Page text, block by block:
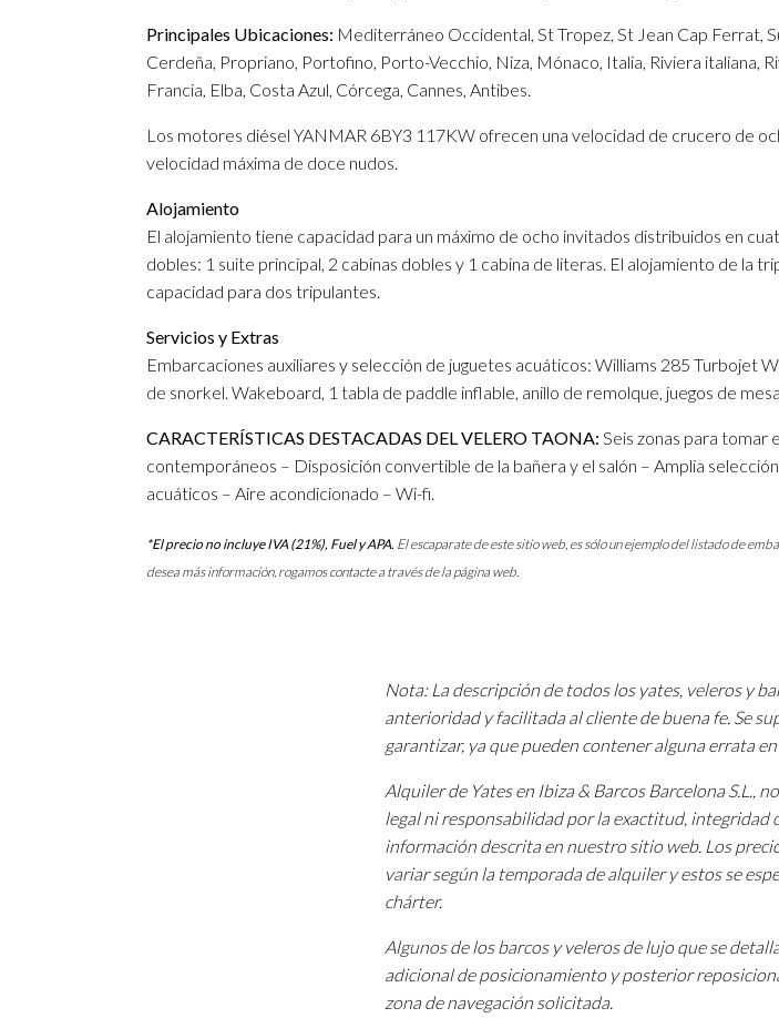
Principales Ubicaciones: Mediterráneo Occidental, St Tropez, St Jean Cap Ferrat,
Cerdeña, Propriano, Portofino, Porto-Vecchio, Niza, Mónaco, Italia, Riviera italiana,
Francia, Elba, Costa Azul, Córcega, Cannes, Antibes.
Los motores diésel YANMAR 6BY3 117KW ofrecen una velocidad de crucero de
velocidad máxima de doce nudos.
Alojamiento
El alojamiento tiene capacidad para un máximo de ocho invitados distribuidos en
dobles: 1 suite principal, 2 cabinas dobles y 1 cabina de literas. El alojamiento de la
capacidad para dos tripulantes.
Servicios y Extras
Embarcaciones auxiliares y selección de juguetes acuáticos: Williams 285 Turbojet
de snorkel. Wakeboard, 1 tabla de paddle inflable, anillo de remolque, juegos de
CARACTERÍSTICAS DESTACADAS DEL VELERO TAONA: Seis zonas para tomar
contemporáneos – Disposición convertible de la bañera y el salón – Amplia
acuáticos – Aire acondicionado – Wi-fi.
*El precio no incluye IVA (21%), Fuel y APA. El escaparate de este sitio web, es sólo un ejemplo del listado de
desea más información, rogamos contacte a través de la página web.
Nota: La descripción de todos los yates, veleros y
anterioridad y facilitada al cliente de buena fe. Se
garantizar, ya que pueden contener alguna errata
Alquiler de Yates en Ibiza & Barcos Barcelona S.L.,
legal ni responsabilidad por la exactitud, integridad
información descrita en nuestro sitio web. Los
variar según la temporada de alquiler y estos se
chárter.
Algunos de los barcos y veleros de lujo que se
adicional de posicionamiento y posterior
zona de navegación solicitada.